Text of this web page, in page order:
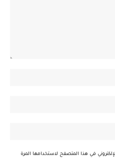
في هذا المتصفح لاستخدامها المرة